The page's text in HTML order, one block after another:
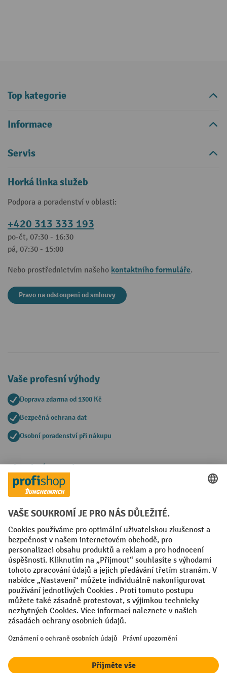
Top kategorie
Informace
Servis
Horká linka služeb
Podpora a poradenství v oblasti:
+420 313 333 193
po-čt, 07:30 - 16:30
pá, 07:30 - 15:00
Nebo prostřednictvím našeho kontaktního formuláře.
Pravo na odstoupeni od smlouvy
Vaše profesní výhody
Doprava zdarma od 1300 Kč
Bezpečná ochrana dat
Osobní poradenství při nákupu
Platební metody
Faktura
Sociální sítě
Facebook
YouTube
LinkedIn
VODP Otisk
Prohlášení o ochraně osobních údajů
Nastavení ochrany osobních údajů
All prices excl. VAT plus shipping costs and possible delivery charges,